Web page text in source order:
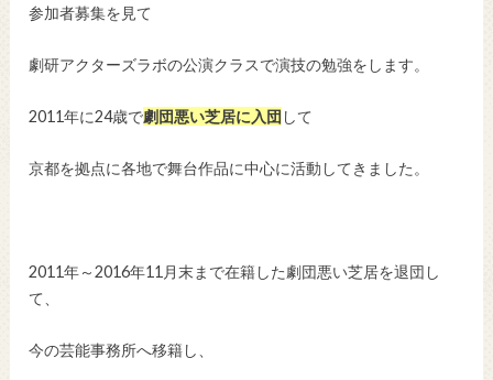
参加者募集を見て
劇研アクターズラボの公演クラスで演技の勉強をします。
2011年に24歳で劇団悪い芝居に入団 して
京都を拠点に各地で舞台作品に中心に活動してきました。
2011年～2016年11月末まで在籍した劇団悪い芝居を退団し
て、
今の芸能事務所へ移籍し、